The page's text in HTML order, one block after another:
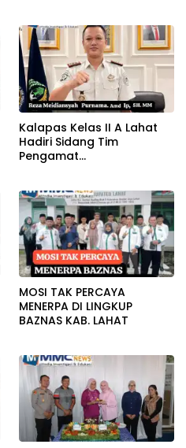
Kalapas Kelas II A Lahat
Hadiri Sidang Tim
Pengamat
DirJenPas Sumsel Dan
Bapas Kelas II Lahat
MOSI TAK PERCAYA
MENERPA DI LINGKUP
BAZNAS KAB. LAHAT